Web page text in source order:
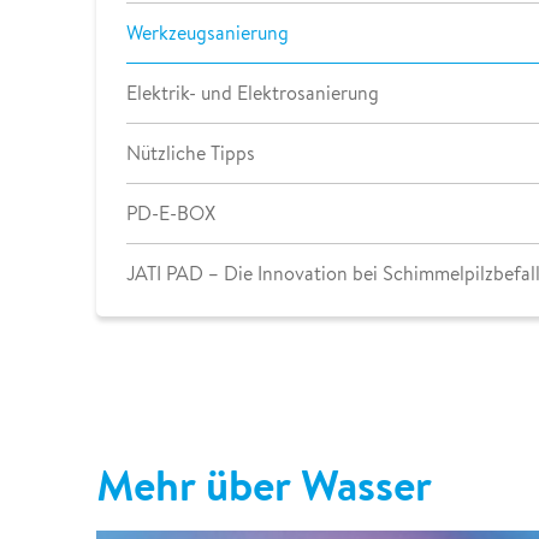
Werkzeugsanierung
Elektrik- und Elektrosanierung
Nützliche Tipps
PD-E-BOX
JATI PAD – Die Innovation bei Schimmelpilzbefall
Mehr über Wasser